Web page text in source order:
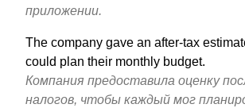
приложении.
The company gave an after-tax
could plan their monthly budget.
Компания предоставила оценку
налогов, чтобы каждый мог